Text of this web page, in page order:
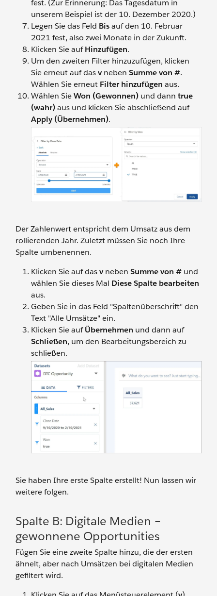
fest. (Zur Erinnerung: Das Tagesdatum in
unserem Beispiel ist der 10. Dezember 2020.)
Legen Sie das Feld Bisauf den 10. Februar
2021 fest, also zwei Monate in der Zukunft.
Klicken Sie aufHinzufügen.
Um den zweiten Filter hinzuzufügen, klicken
Sie erneut auf dasvneben Summe von #.
Wählen Sie erneut Filter hinzufügen aus.
Wählen SieWon (Gewonnen) und dann true
(wahr)aus und klicken Sie abschließend auf
Apply (Übernehmen).
Der Zahlenwert entspricht dem Umsatz aus dem
rollierenden Jahr. Zuletzt müssen Sie noch Ihre
Spalte umbenennen.
Klicken Sie auf dasvneben Summe von # und
wählen Sie dieses Mal Diese Spalte bearbeiten
aus.
Geben Sie in das Feld "Spaltenüberschrift" den
Text "Alle Umsätze" ein.
Klicken Sie aufÜbernehmen und dann auf
Schließen, um den Bearbeitungsbereich zu
schließen.
Sie haben Ihre erste Spalte erstellt! Nun lassen wir
weitere folgen.
Spalte B: Digitale Medien –
gewonnene Opportunities
Fügen Sie eine zweite Spalte hinzu, die der ersten
ähnelt, aber nach Umsätzen bei digitalen Medien
gefiltert wird.